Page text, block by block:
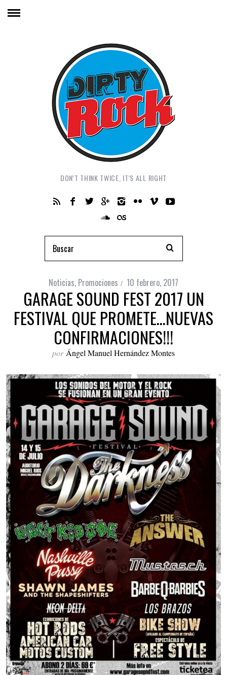
DON'T THINK TWICE, IT'S ALL RIGHT
Noticias, Promociones 10 febrero, 2017
GARAGE SOUND FEST 2017 UN
FESTIVAL QUE PROMETE…NUEVAS
CONFIRMACIONES!!!
por Ángel Manuel Hernández Montes